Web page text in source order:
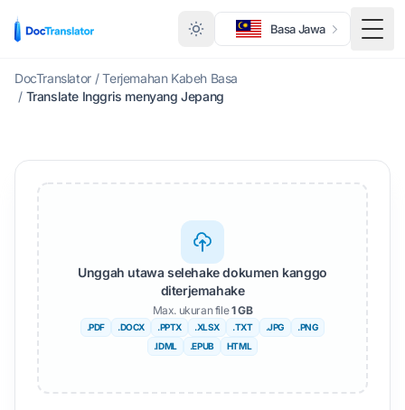
Basa Jawa
DocTranslator / Terjemahan Kabeh Basa
/ Translate Inggris menyang Jepang
Unggah utawa selehake dokumen kanggo
diterjemahake
Max. ukuran file1 GB
.PDF .DOCX .PPTX .XLSX .TXT .JPG
.PNG
.IDML
.EPUB HTML